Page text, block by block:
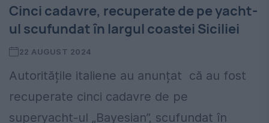
Cinci cadavre, recuperate de pe yacht-
ul scufundat în largul coastei Siciliei
22 AUGUST 2024
Autoritățile italiene au anunțat că au fost
recuperate cinci cadavre de pe
superyacht-ul „Bayesian”, scufundat în